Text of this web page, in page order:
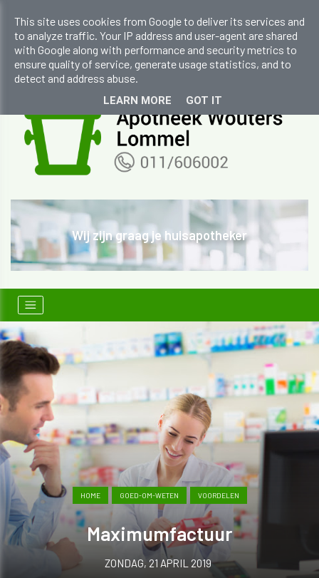
apocwouters@skynet.be
+32 (0)11 606 002
Wij zijn graag je huisapotheker
HOME GOED-OM-WETEN VOORDELEN
Maximumfactuur
ZONDAG, 21 APRIL 2019
This site uses cookies from Google to deliver its services and
to analyze traffic. Your IP address and user-agent are shared
with Google along with performance and security metrics to
ensure quality of service, generate usage statistics, and to
detect and address abuse.
LEARN MORE GOT IT